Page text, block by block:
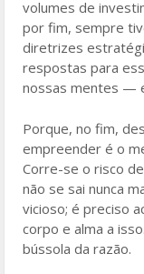
volumes de
por fim, sempre
diretrizes
respostas para
nossas mentes —
Porque, no fim,
empreender é o
Corre-se o risco
não se sai nunca
vicioso; é preciso
corpo e alma a
bússola da razão.